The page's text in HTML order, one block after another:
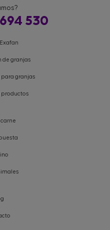
530
de granjas
granjas
productos